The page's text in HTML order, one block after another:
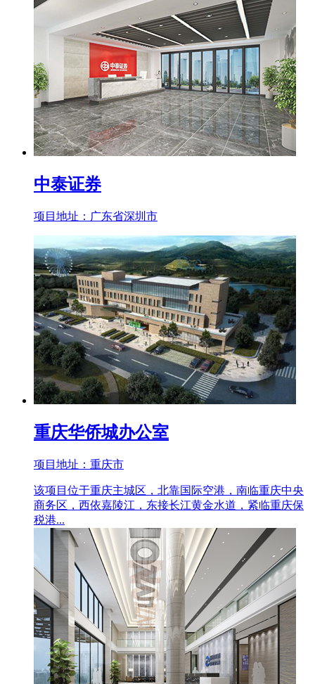
中泰证券
项目地址：广东省深圳市
重庆华侨城办公室
项目地址：重庆市
该项目位于重庆主城区，北靠国际空港，南临重庆中央
商务区，西依嘉陵江，东接长江黄金水道，紧临重庆保
税港...